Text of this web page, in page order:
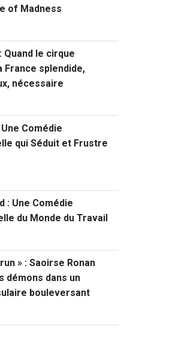
of Madness
Quand le cirque
France splendide,
nécessaire
Comédie
qui Séduit et Frustre
: Une Comédie
du Monde du Travail
» : Saoirse Ronan
démons dans un
bouleversant